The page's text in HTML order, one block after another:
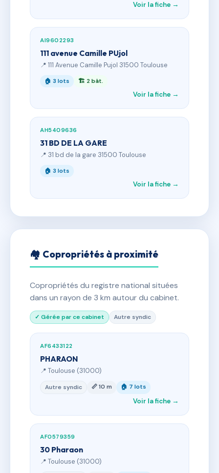
Voir la fiche →
AI9602293
111 avenue Camille PUjol
📍 111 Avenue Camille Pujol 31500 Toulouse
🏠 3 lots 🏗 2 bât.
Voir la fiche →
AH5409636
31 BD DE LA GARE
📍 31 bd de la gare 31500 Toulouse
🏠 3 lots
Voir la fiche →
🏘 Copropriétés à proximité
Copropriétés du registre national situées
dans un rayon de 3 km autour du cabinet.
✓ Gérée par ce cabinet Autre syndic
AF6433122
PHARAON
📍 Toulouse (31000)
Autre syndic 📏 10 m 🏠 7 lots
Voir la fiche →
AF0579359
30 Pharaon
📍 Toulouse (31000)